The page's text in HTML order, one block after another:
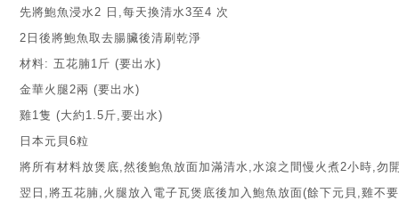
先將鮑魚浸水2 日,每天換清水3至4 次
2日後將鮑魚取去腸臟後清刷乾淨
材料: 五花腩1斤 (要出水)
金華火腿2兩 (要出水)
雞1隻 (大約1.5斤,要出水)
日本元貝6粒
將所有材料放煲底,然後鮑魚放面加滿清水,水滾之間慢火煮2小時,勿
翌日,將五花腩,火腿放入電子瓦煲底後加入鮑魚放面(餘下元貝,雞不